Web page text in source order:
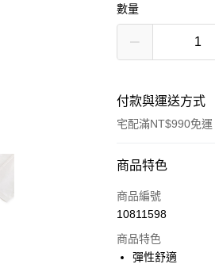
數量
付款與運送方式
宅配滿NT$990免運
付款方式
信用卡一次付款
Apple Pay
商品特色
商品編號
10811598
商品特色
彈性舒適